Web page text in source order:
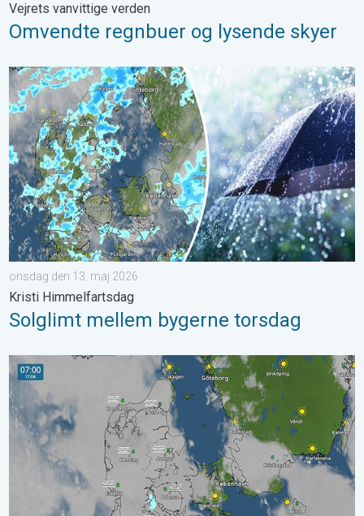
Vejrets vanvittige verden
Omvendte regnbuer og lysende skyer
Solglimt mellem bygerne torsdag. Kristi Himmelfartsdag. . .
onsdag den 13. maj 2026
Kristi Himmelfartsdag
Solglimt mellem bygerne torsdag
Tåge præger morgentrafikken fredag. Pas på. . . torsdag den